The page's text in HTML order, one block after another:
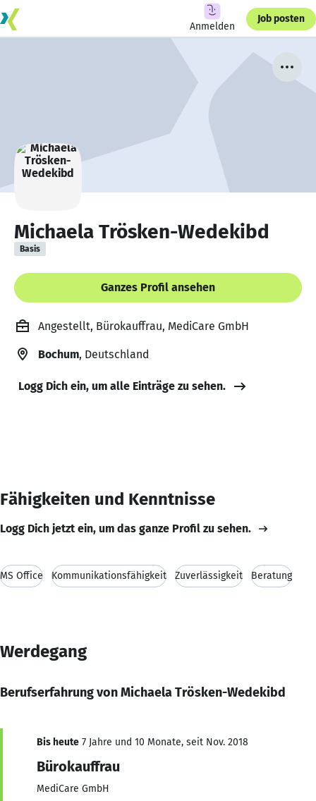
Anmelden
Job posten
Michaela Trösken-Wedekibd
Basis
Ganzes Profil ansehen
Angestellt, Bürokauffrau, MediCare GmbH
Bochum, Deutschland
Logg Dich ein, um alle Einträge zu sehen.
Fähigkeiten und Kenntnisse
Logg Dich jetzt ein, um das ganze Profil zu sehen.
MS Office Kommunikationsfähigkeit Zuverlässigkeit Beratung
Werdegang
Berufserfahrung von Michaela Trösken-Wedekibd
Bis heute 7 Jahre und 10 Monate, seit Nov. 2018
Bürokauffrau
MediCare GmbH